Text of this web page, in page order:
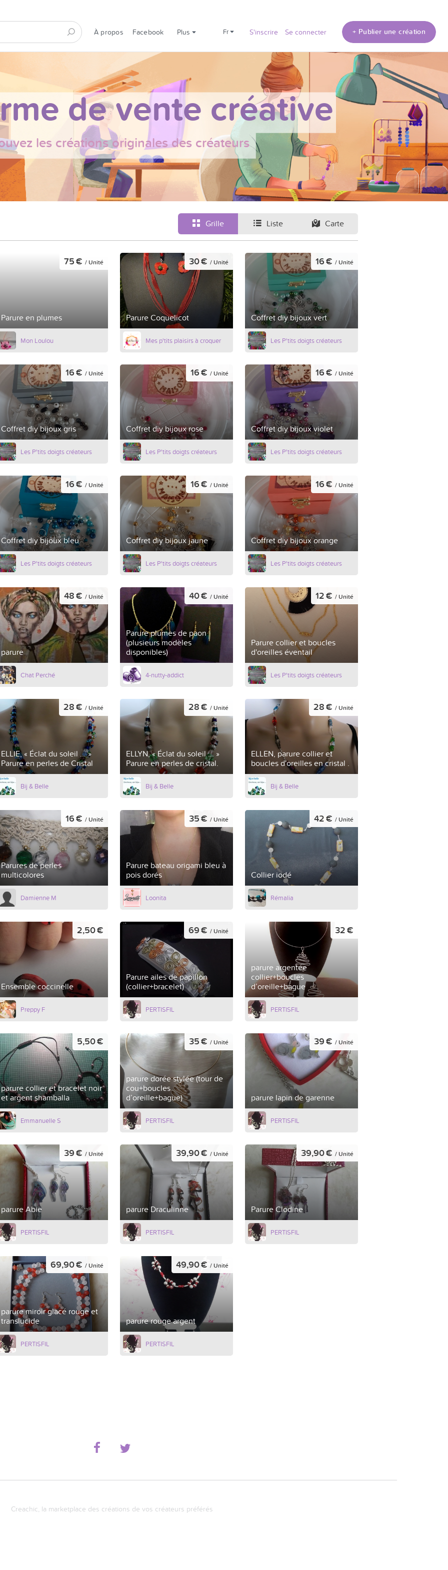
À propos Facebook Plus fr S'inscrire Se connecter + Publier une création
de vente créative
les créations originales des créateurs
Grille Liste Carte
Parure en plumes
75 € / Unité
Mon Loulou
Parure Coquelicot
30 € / Unité
Mes p'tits plaisirs à croquer
Coffret diy bijoux vert
16 € / Unité
Les P'tits doigts créateurs
Coffret diy bijoux gris
16 € / Unité
Les P'tits doigts créateurs
Coffret diy bijoux rose
16 € / Unité
Les P'tits doigts créateurs
Coffret diy bijoux violet
16 € / Unité
Les P'tits doigts créateurs
Coffret diy bijoux bleu
16 € / Unité
Les P'tits doigts créateurs
Coffret diy bijoux jaune
16 € / Unité
Les P'tits doigts créateurs
Coffret diy bijoux orange
16 € / Unité
Les P'tits doigts créateurs
parure
48 € / Unité
Chat Perché
Parure plumes de paon
(plusieurs modèles
disponibles)
40 € / Unité
4-nutty-addict
Parure collier et boucles
d'oreilles éventail
12 € / Unité
Les P'tits doigts créateurs
ELLIE, « Éclat du soleil ... »
Parure en perles de Cristal
28 € / Unité
Bij & Belle
ELLYN, « Éclat du soleil ... »
Parure en perles de cristal.
28 € / Unité
Bij & Belle
ELLEN, parure collier et
boucles d'oreilles en cristal .
28 € / Unité
Bij & Belle
Parures de perles
multicolores
16 € / Unité
Damienne M
Parure bateau origami bleu à
pois dorés
35 € / Unité
Loonita
Collier iodé
42 € / Unité
Rémalia
Ensemble coccinelle
2,50 €
Preppy F
Parure ailes de papillon
(collier+bracelet)
69 € / Unité
PERTISFIL
parure argentée
collier+boucles
d’oreille+bague
32 €
PERTISFIL
parure collier et bracelet noir
et argent shamballa
5,50 €
Emmanuelle S
parure dorée stylée (tour de
cou+boucles
d’oreille+bague)
35 € / Unité
PERTISFIL
parure lapin de garenne
39 € / Unité
PERTISFIL
parure Abie
39 € / Unité
PERTISFIL
parure Draculinne
39,90 € / Unité
PERTISFIL
Parure Clodine
39,90 € / Unité
PERTISFIL
parure miroir glacé rouge et
translucide
69,90 € / Unité
PERTISFIL
parure rouge argent
49,90 € / Unité
PERTISFIL
Creachic, la marketplace des créations de vos créateurs préférés